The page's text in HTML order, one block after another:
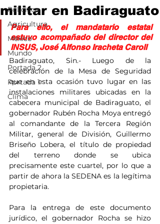
Policiaca
Agricultura
México
Mundo
Portada 2
Portada 1
Clima
militar en Badiraguato
Para ello, el mandatario estatal
estuvo acompañado del director del
INSUS, José Alfonso Iracheta Caroll
Badiraguato, Sin.- Luego de la
celebración de la Mesa de Seguridad
que en esta ocasión tuvo lugar en las
instalaciones militares ubicadas en la
cabecera municipal de Badiraguato, el
gobernador Rubén Rocha Moya entregó
al comandante de la Tercera Región
Militar, general de División, Guillermo
Briseño Lobera, el título de propiedad
del terreno donde se ubica
precisamente este cuartel, por lo que a
partir de ahora la SEDENA es la legítima
propietaria.
Para la entrega de este documento
jurídico, el gobernador Rocha se hizo